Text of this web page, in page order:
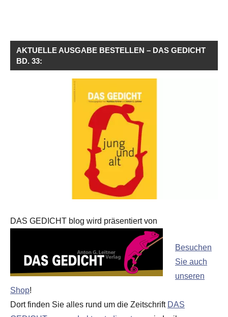
AKTUELLE AUSGABE BESTELLEN – DAS GEDICHT
BD. 33:
DAS GEDICHT blog wird präsentiert von
Besuchen
Sie auch
unseren
Shop!
Dort finden Sie alles rund um die Zeitschrift DAS